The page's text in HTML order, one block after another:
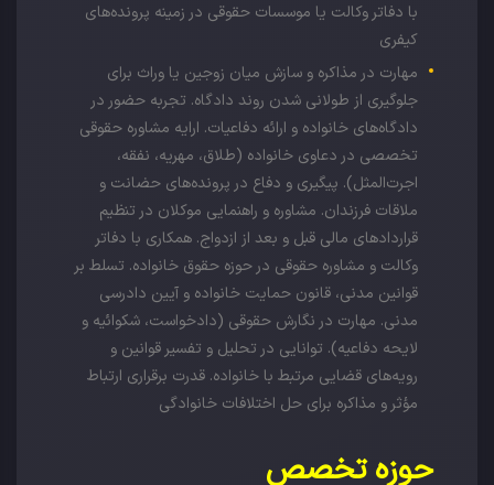
با دفاتر وکالت یا موسسات حقوقی در زمینه پرونده‌های
کیفری
مهارت در مذاکره و سازش میان زوجین یا وراث برای
جلوگیری از طولانی شدن روند دادگاه. تجربه حضور در
دادگاه‌های خانواده و ارائه دفاعیات. ارایه مشاوره حقوقی
تخصصی در دعاوی خانواده (طلاق، مهریه، نفقه،
اجرت‌المثل). پیگیری و دفاع در پرونده‌های حضانت و
ملاقات فرزندان. مشاوره و راهنمایی موکلان در تنظیم
قراردادهای مالی قبل و بعد از ازدواج. همکاری با دفاتر
وکالت و مشاوره حقوقی در حوزه حقوق خانواده. تسلط بر
قوانین مدنی، قانون حمایت خانواده و آیین دادرسی
مدنی. مهارت در نگارش حقوقی (دادخواست، شکوائیه و
لایحه دفاعیه). توانایی در تحلیل و تفسیر قوانین و
رویه‌های قضایی مرتبط با خانواده. قدرت برقراری ارتباط
مؤثر و مذاکره برای حل اختلافات خانوادگی
حوزه تخصص